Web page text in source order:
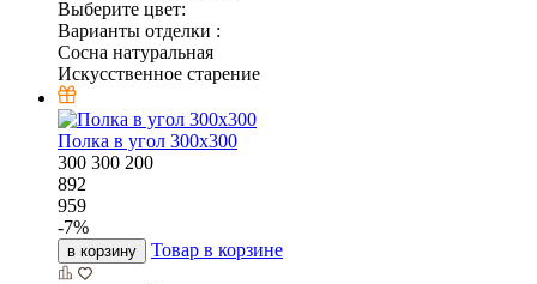
Выберите цвет:
Варианты отделки :
Сосна натуральная
Искусственное старение
Полка в угол 300х300
300 300 200
892
959
-7%
в корзину Товар в корзине